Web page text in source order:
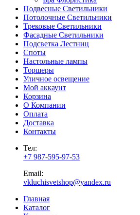
Подвесные Светильники
Потолочные Светильники
Трековые Светильники
Фасадные Светильники
Подсветка Лестниц
Споты
Настольные лампы
Торшеры
Уличное освещение
Мой аккаунт
Корзина
О Компании
Оплата
Доставка
Контакты
Тел:
+7 987-595-97-53
Email:
vkluchisvetshop@yandex.ru
Главная
Каталог